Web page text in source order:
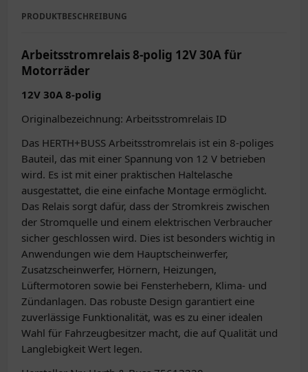
PRODUKTBESCHREIBUNG
Arbeitsstromrelais 8-polig 12V 30A für
Motorräder
12V 30A 8-polig
Originalbezeichnung: Arbeitsstromrelais ID
Das HERTH+BUSS Arbeitsstromrelais ist ein 8-poliges
Bauteil, das mit einer Spannung von 12 V betrieben
wird. Es ist mit einer praktischen Haltelasche
ausgestattet, die eine einfache Montage ermöglicht.
Das Relais sorgt dafür, dass der Stromkreis zwischen
der Stromquelle und einem elektrischen Verbraucher
sicher geschlossen wird. Dies ist besonders wichtig in
Anwendungen wie dem Hauptscheinwerfer,
Zusatzscheinwerfer, Hörnern, Heizungen,
Lüftermotoren sowie bei Fensterhebern, Klima- und
Zündanlagen. Das robuste Design garantiert eine
zuverlässige Funktionalität, was es zu einer idealen
Wahl für Fahrzeugbesitzer macht, die auf Qualität und
Langlebigkeit Wert legen.